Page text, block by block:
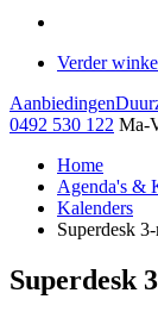
Verder
Aanbiedingen
0492 530 122 Ma-
Home
Agenda's &
Kalenders
Superdesk
Superdesk